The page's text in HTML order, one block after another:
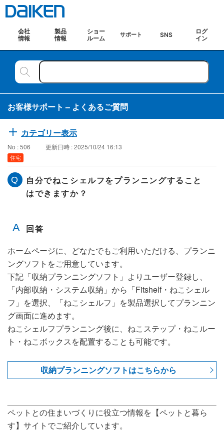
会社
情報
製品
情報
ショー
ルーム
サポート SNS
ログ
イン
お客様サポート – よくあるご質問
カテゴリー表示
No : 506 更新日時 : 2025/10/24 16:13
住宅
自分でねこシェルフをプランニングすること
はできますか？
ホームページに、どなたでもご利用いただける、プランニ
ングソフトをご用意しています。
下記「収納プランニングソフト」よりユーザー登録し、
「内部収納・システム収納」から「Fitshelf・ねこシェル
フ」を選択、「ねこシェルフ」を製品選択してプランニン
グ画面に進めます。
ねこシェルフプランニング後に、ねこステップ・ねこルー
ト・ねこボックスを配置することも可能です。
収納プランニングソフトはこちらから
ペットとの住まいづくりに役立つ情報を【ペットと暮ら
す】サイトでご紹介しています。